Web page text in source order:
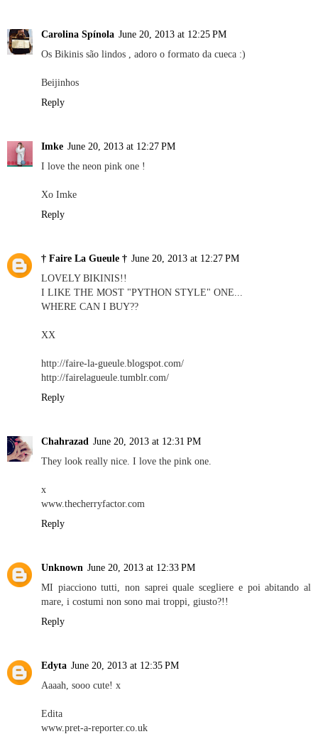
Carolina Spínola June 20, 2013 at 12:25 PM
Os Bikinis são lindos , adoro o formato da cueca :)
Beijinhos
Reply
Imke June 20, 2013 at 12:27 PM
I love the neon pink one !
Xo Imke
Reply
† Faire La Gueule † June 20, 2013 at 12:27 PM
LOVELY BIKINIS!!
I LIKE THE MOST "PYTHON STYLE" ONE...
WHERE CAN I BUY??
XX
http://faire-la-gueule.blogspot.com/
http://fairelagueule.tumblr.com/
Reply
Chahrazad June 20, 2013 at 12:31 PM
They look really nice. I love the pink one.
x
www.thecherryfactor.com
Reply
Unknown June 20, 2013 at 12:33 PM
MI piacciono tutti, non saprei quale scegliere e poi abitando al
mare, i costumi non sono mai troppi, giusto?!!
Reply
Edyta June 20, 2013 at 12:35 PM
Aaaah, sooo cute! x
Edita
www.pret-a-reporter.co.uk